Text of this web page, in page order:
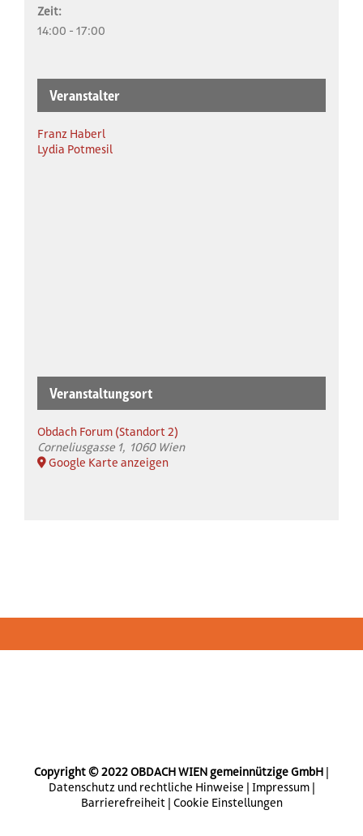
Zeit:
14:00 - 17:00
Veranstalter
Franz Haberl
Lydia Potmesil
Veranstaltungsort
Obdach Forum (Standort 2)
Corneliusgasse 1
1060 Wien
Google Karte anzeigen
Copyright © 2022 OBDACH WIEN gemeinnützige GmbH |
Datenschutz und rechtliche Hinweise | Impressum|
Barrierefreiheit| Cookie Einstellungen